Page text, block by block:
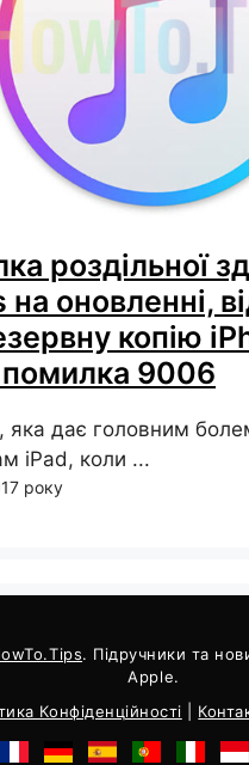
роздільної
на оновленні,
копію
9006
яка дає головним
iPad, коли ...
року
. Підручники та
Apple.
Конфіденційності